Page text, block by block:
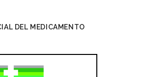
DEL MEDICAMENTO